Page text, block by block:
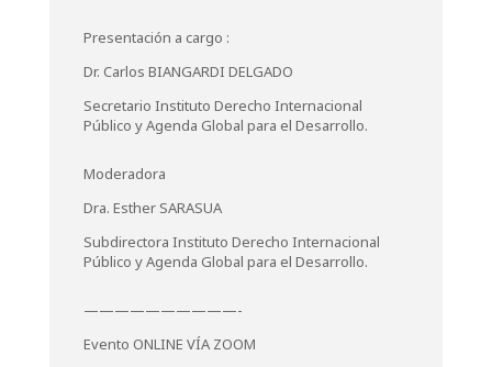
Presentación a cargo :
Dr. Carlos BIANGARDI DELGADO
Secretario Instituto Derecho Internacional
Público y Agenda Global para el Desarrollo.
Moderadora
Dra. Esther SARASUA
Subdirectora Instituto Derecho Internacional
Público y Agenda Global para el Desarrollo.
——————————-
Evento ONLINE VÍA ZOOM